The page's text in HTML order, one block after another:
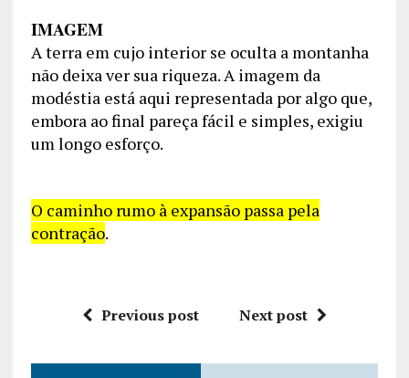
IMAGEM
A terra em cujo interior se oculta a montanha
não deixa ver sua riqueza. A imagem da
modéstia está aqui representada por algo que,
embora ao final pareça fácil e simples, exigiu
um longo esforço.
O caminho rumo à expansão passa pela
contração.
Previous post Next post